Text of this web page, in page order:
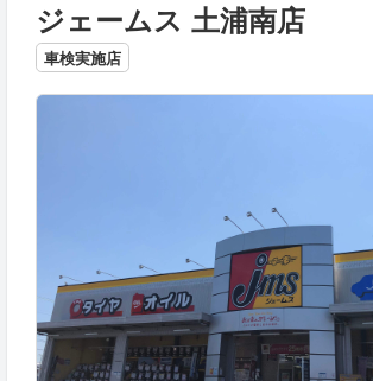
ジェームス 土浦南店
車検実施店